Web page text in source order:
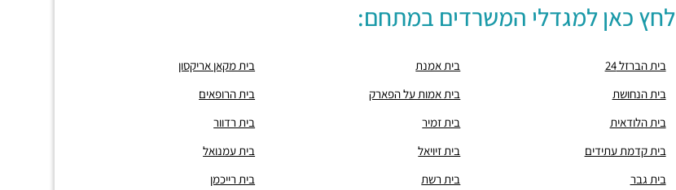
"בית B5"
מבני משרדים ומסחר ·הברזל 5א, תל אביב יפו
מבני משרדים ומסחר ·
"בית הברזל 25"
"בית הנחושת 10"
מבני משרדים ומסחר ·
לחץ כאן למגדלי המשרדים במתחם:
בית הברזל 24 בית אמנת
בית מקאן אריקסון
בית הנחושת
בית אמות על הפארק
בית הרופאים
בית הלודאית
בית זמיר
בית רדוור
בית קדמת עתידים
בית זיויאל
בית עמנואל
בית גבר
בית רשת בית רייכמן